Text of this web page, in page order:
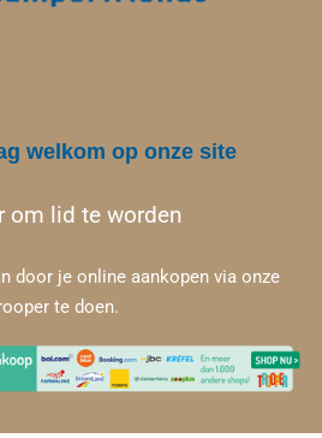
welkom op onze site
om lid te worden
door je online aankopen via onze
te doen.